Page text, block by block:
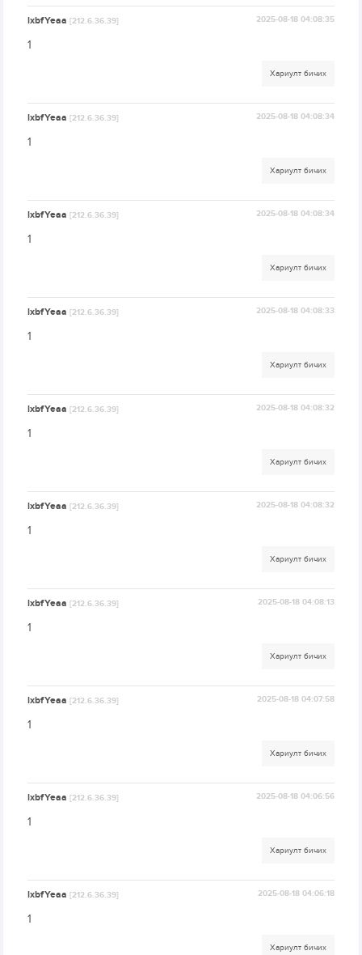
lxbfYeaa[212.6.36.39] 2025-08-18 04:08:35
1
Хариулт бичих
lxbfYeaa[212.6.36.39] 2025-08-18 04:08:34
1
Хариулт бичих
lxbfYeaa[212.6.36.39] 2025-08-18 04:08:34
1
Хариулт бичих
lxbfYeaa[212.6.36.39] 2025-08-18 04:08:33
1
Хариулт бичих
lxbfYeaa[212.6.36.39] 2025-08-18 04:08:32
1
Хариулт бичих
lxbfYeaa[212.6.36.39] 2025-08-18 04:08:32
1
Хариулт бичих
lxbfYeaa[212.6.36.39] 2025-08-18 04:08:13
1
Хариулт бичих
lxbfYeaa[212.6.36.39] 2025-08-18 04:07:58
1
Хариулт бичих
lxbfYeaa[212.6.36.39] 2025-08-18 04:06:56
1
Хариулт бичих
lxbfYeaa[212.6.36.39] 2025-08-18 04:06:18
1
Хариулт бичих